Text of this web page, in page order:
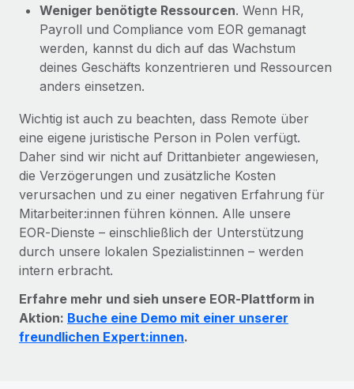
Weniger benötigte Ressourcen. Wenn HR,
Payroll und Compliance vom EOR gemanagt
werden, kannst du dich auf das Wachstum
deines Geschäfts konzentrieren und Ressourcen
anders einsetzen.
Wichtig ist auch zu beachten, dass Remote über
eine eigene juristische Person in Polen verfügt.
Daher sind wir nicht auf Drittanbieter angewiesen,
die Verzögerungen und zusätzliche Kosten
verursachen und zu einer negativen Erfahrung für
Mitarbeiter:innen führen können. Alle unsere
EOR‑Dienste – einschließlich der Unterstützung
durch unsere lokalen Spezialist:innen – werden
intern erbracht.
Erfahre mehr und sieh unsere EOR‑Plattform in
Aktion: Buche eine Demo mit einer unserer
freundlichen Expert:innen.